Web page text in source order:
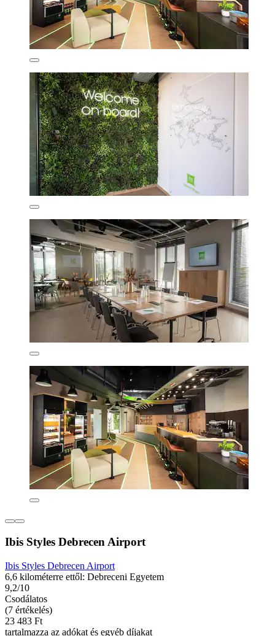
Ibis Styles Debrecen Airport
Ibis Styles Debrecen Airport
6,6 kilométerre ettől: Debreceni Egyetem
9,2/10
Csodálatos
(7 értékelés)
23 483 Ft
tartalmazza az adókat és egyéb díjakat